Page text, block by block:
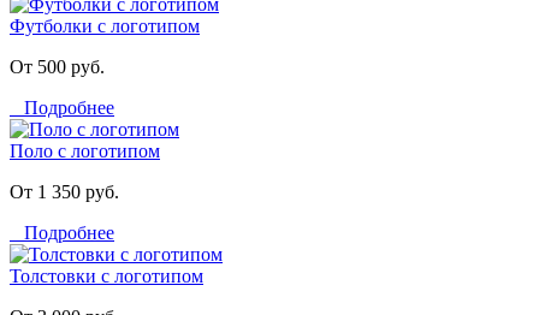
Футболки с логотипом
От 500 руб.
Подробнее
Поло с логотипом
От 1 350 руб.
Подробнее
Толстовки с логотипом